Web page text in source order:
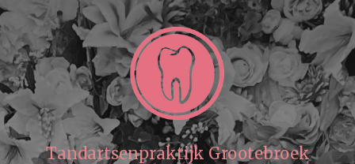
Tandartsenpraktijk Grootebroek